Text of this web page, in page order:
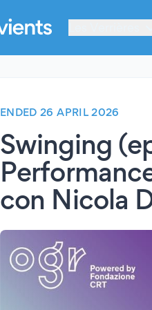
ENDED 26 APRIL 2026
Swinging
con Nicola